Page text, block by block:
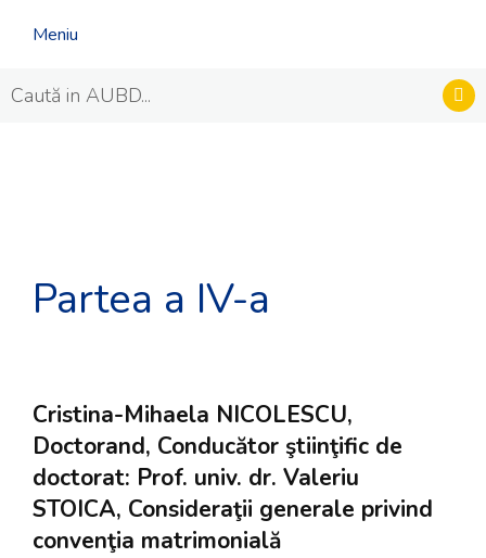
Meniu
Partea a IV-a
Cristina-Mihaela NICOLESCU,
Doctorand, Conducător ştiinţific de
doctorat: Prof. univ. dr. Valeriu
STOICA, Consideraţii generale privind
convenţia matrimonială